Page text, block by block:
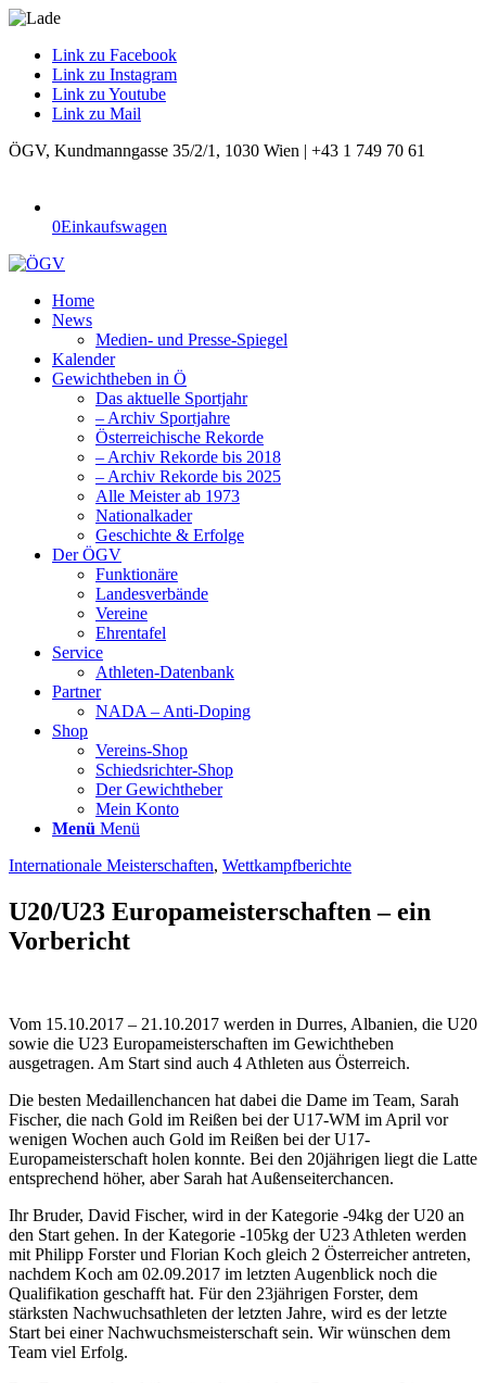
Link zu Facebook
Link zu Instagram
Link zu Youtube
Link zu Mail
ÖGV, Kundmanngasse 35/2/1, 1030 Wien | +43 1 749 70 61
0Einkaufswagen
Home
News
Medien- und Presse-Spiegel
Kalender
Gewichtheben in Ö
Das aktuelle Sportjahr
– Archiv Sportjahre
Österreichische Rekorde
– Archiv Rekorde bis 2018
– Archiv Rekorde bis 2025
Alle Meister ab 1973
Nationalkader
Geschichte & Erfolge
Der ÖGV
Funktionäre
Landesverbände
Vereine
Ehrentafel
Service
Athleten-Datenbank
Partner
NADA – Anti-Doping
Shop
Vereins-Shop
Schiedsrichter-Shop
Der Gewichtheber
Mein Konto
Menü Menü
Internationale Meisterschaften, Wettkampfberichte
U20/U23 Europameisterschaften – ein
Vorbericht
Vom 15.10.2017 – 21.10.2017 werden in Durres, Albanien, die U20
sowie die U23 Europameisterschaften im Gewichtheben
ausgetragen. Am Start sind auch 4 Athleten aus Österreich.
Die besten Medaillenchancen hat dabei die Dame im Team, Sarah
Fischer, die nach Gold im Reißen bei der U17-WM im April vor
wenigen Wochen auch Gold im Reißen bei der U17-
Europameisterschaft holen konnte. Bei den 20jährigen liegt die Latte
entsprechend höher, aber Sarah hat Außenseiterchancen.
Ihr Bruder, David Fischer, wird in der Kategorie -94kg der U20 an
den Start gehen. In der Kategorie -105kg der U23 Athleten werden
mit Philipp Forster und Florian Koch gleich 2 Österreicher antreten,
nachdem Koch am 02.09.2017 im letzten Augenblick noch die
Qualifikation geschafft hat. Für den 23jährigen Forster, dem
stärksten Nachwuchsathleten der letzten Jahre, wird es der letzte
Start bei einer Nachwuchsmeisterschaft sein. Wir wünschen dem
Team viel Erfolg.